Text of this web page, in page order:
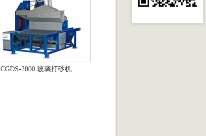
CGDS-2000 玻璃打砂机